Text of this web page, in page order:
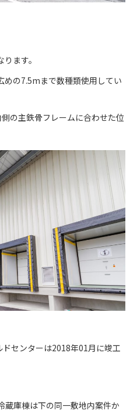
ます。
の7.5mまで数種類使用してい
の主鉄骨フレームに合わせた位
センターは2018年01月に竣工
蔵庫棟は下の同一敷地内案件か